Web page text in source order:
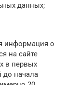
данных;
информация о
на сайте
в первых
до начала